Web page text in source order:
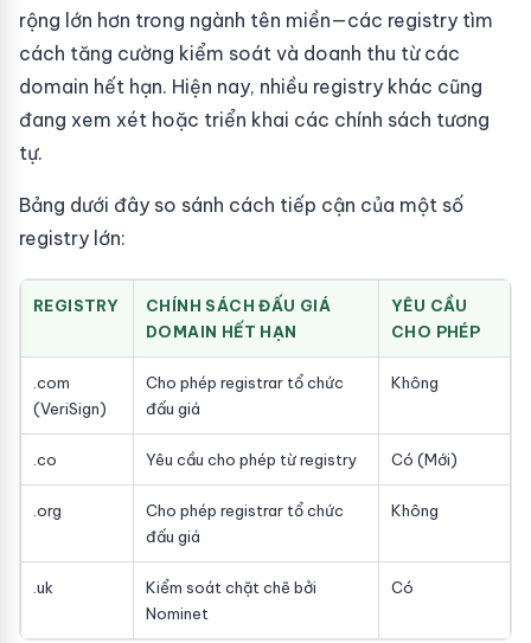
rộng lớn hơn trong ngành tên miền—các registry tìm
cách tăng cường kiểm soát và doanh thu từ các
domain hết hạn. Hiện nay, nhiều registry khác cũng
đang xem xét hoặc triển khai các chính sách tương
tự.
Bảng dưới đây so sánh cách tiếp cận của một số
registry lớn:
REGISTRY
CHÍNH SÁCH ĐẤU GIÁ
DOMAIN HẾT HẠN
YÊU CẦU
CHO PHÉP
.com
(VeriSign)
Cho phép registrar tổ chức
đấu giá
Không
.co Yêu cầu cho phép từ registry Có (Mới)
.org
Cho phép registrar tổ chức
đấu giá
Không
.uk
Kiểm soát chặt chẽ bởi
Nominet
Có